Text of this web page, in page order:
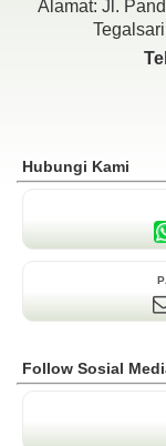
Alamat: Jl.
Hubungi Kami
Follow Sosial